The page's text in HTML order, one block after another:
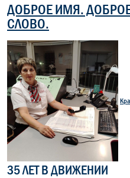
ДОБРОЕ ИМЯ.
СЛОВО.
35 ЛЕТ В ДВИЖЕНИИ